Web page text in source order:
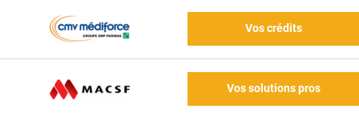
Vos crédits
Vos solutions pros